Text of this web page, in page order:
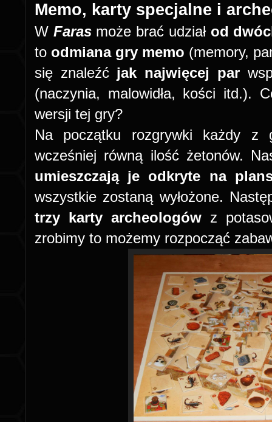
Memo, karty specjalne i
W Faras może brać udział od
to odmiana gry memo (memory,
się znaleźć jak najwięcej par
(naczynia, malowidła, kości itd.).
wersji tej gry?
Na początku rozgrywki każdy z
wcześniej równą ilość żetonów.
umieszczają je odkryte na
wszystkie zostaną wyłożone.
trzy karty archeologów z
zrobimy to możemy rozpocząć